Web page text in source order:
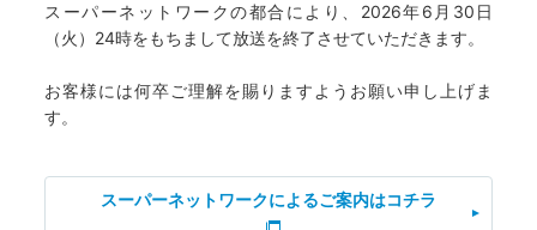
スーパーネットワークの都合により、2026年6月30日
（火）24時をもちまして放送を終了させていただきます。
お客様には何卒ご理解を賜りますようお願い申し上げま
す。
スーパーネットワークによるご案内はコチラ